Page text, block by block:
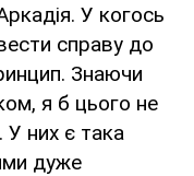
У когось
справу до
Знаючи
я б цього не
У них є така
дуже